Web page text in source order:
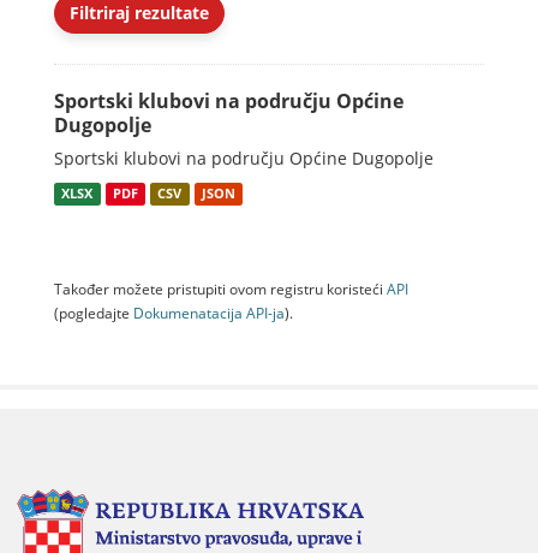
Filtriraj rezultate
Sportski klubovi na području Općine
Dugopolje
Sportski klubovi na području Općine Dugopolje
XLSX PDF CSV JSON
Također možete pristupiti ovom registru koristeći API
(pogledajte Dokumenаtаcijа API-jа).